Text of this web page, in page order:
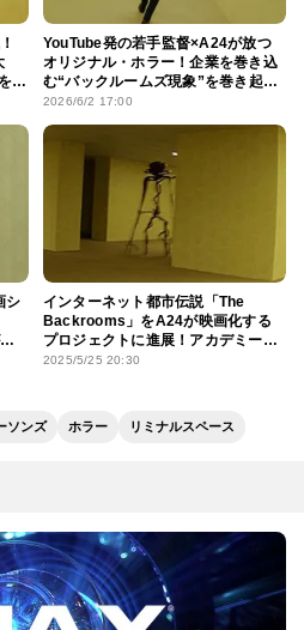
連
YouTube発の若手監督×A24が放つ
オリジナル・ホラー！企業を巻き込
む“バックルームズ現象”を巻き起こ
した『Backrooms』日本公開決定
2026/6/2 17:00
シ
インターネット都市伝説「The
Backrooms」をA24が映画化する
プロジェクトに進展！アカデミー賞
候補俳優に出演交渉中
2025/5/25 20:30
ソンズ ホラー リミナルスペース